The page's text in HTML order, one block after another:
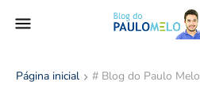
Página inicial # Blog do Paulo Melo